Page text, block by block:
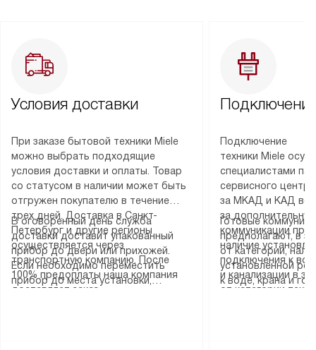
Условия доставки
При заказе бытовой техники Miele
можно выбрать подходящие
условия доставки и оплаты. Товар
со статусом в наличии может быть
отгружен покупателю в течение
трех дней. Доставка в Санкт-
Петербург и другие регионы
осуществляется через
транспортную компанию. После
100% предоплаты наша компания
доставляет заказ
В оговоренный день служба
доставки доставит упакованный
прибор до двери или прихожей.
Если необходимо переместить
прибор до места установки,
Подключение
техники Miele
специалистами
сервисного
за МКАД и КАД
за
коммуникации
наличие
подключения к
и канализации в
от категории
Готовые
предполагают, в
от категории,
установленной
к воде, крана и